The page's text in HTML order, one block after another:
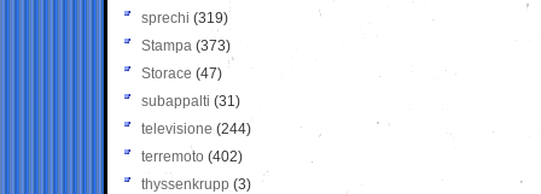
sprechi (319)
Stampa (373)
Storace (47)
subappalti (31)
televisione(244)
terremoto (402)
thyssenkrupp (3)